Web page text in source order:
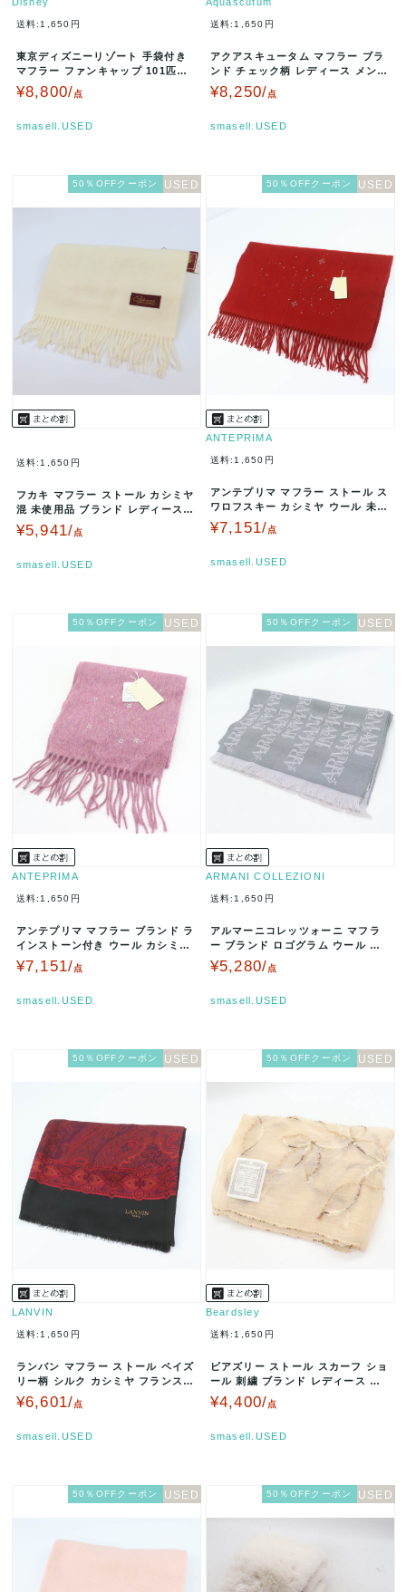
送料:1,650円
東京ディズニーリゾート 手袋付き
マフラー ファンキャップ 101匹わ
んちゃん グッズ レディース ホ…
¥8,800/点
smasell.USED
送料:1,650円
アクアスキュータム マフラー ブラ
ンド チェック柄 レディース メンズ
ネイビー Aquascutu…
¥8,250/点
smasell.USED
50％OFFクーポン
送料:1,650円
フカキ マフラー ストール カシミヤ
混 未使用品 ブランド レディース
ホワイト FUKAKI 【中…
¥5,941/点
smasell.USED
50％OFFクーポン
ANTEPRIMA
送料:1,650円
アンテプリマ マフラー ストール ス
ワロフスキー カシミヤ ウール 未使
用品 ブランド レディース …
¥7,151/点
smasell.USED
50％OFFクーポン
ANTEPRIMA
送料:1,650円
アンテプリマ マフラー ブランド ラ
インストーン付き ウール カシミヤ
レディース パープル ANT…
¥7,151/点
smasell.USED
50％OFFクーポン
ARMANI COLLEZIONI
送料:1,650円
アルマーニコレッツォーニ マフラ
ー ブランド ロゴグラム ウール メ
ンズ グレー ARMANI CO…
¥5,280/点
smasell.USED
50％OFFクーポン
LANVIN
送料:1,650円
ランバン マフラー ストール ペイズ
リー柄 シルク カシミヤ フランス製
ブランド レディース レッ…
¥6,601/点
smasell.USED
50％OFFクーポン
Beardsley
送料:1,650円
ビアズリー ストール スカーフ ショ
ール 刺繍 ブランド レディース ベ
ージュ Beardsley …
¥4,400/点
smasell.USED
50％OFFクーポン 50％OFFクーポン